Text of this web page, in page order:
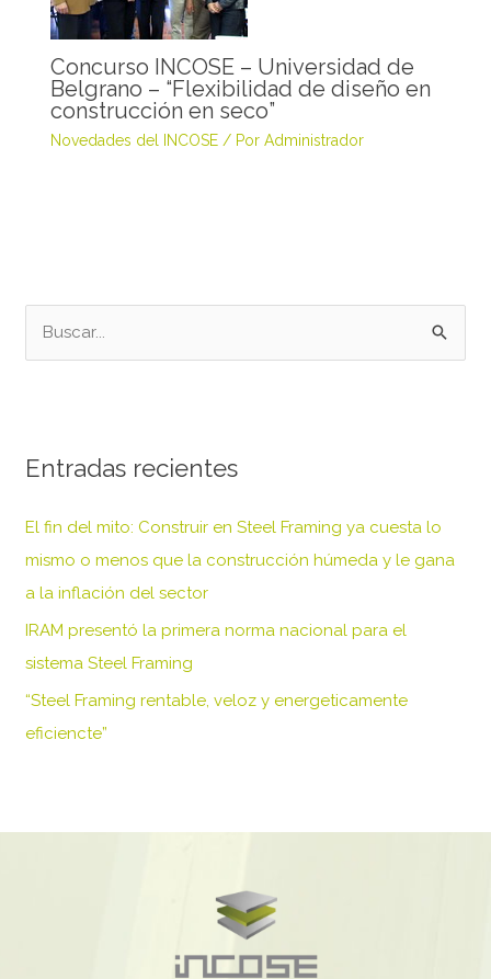
Concurso INCOSE – Universidad de
Belgrano – “Flexibilidad de diseño en
construcción en seco”
Novedades del INCOSE/ Por Administrador
a
p
o
r
:
Entradas recientes
El fin del mito: Construir en Steel Framing ya cuesta lo
mismo o menos que la construcción húmeda y le gana
a la inflación del sector
IRAM presentó la primera norma nacional para el
sistema Steel Framing
“Steel Framing rentable, veloz y energeticamente
eficiencte”